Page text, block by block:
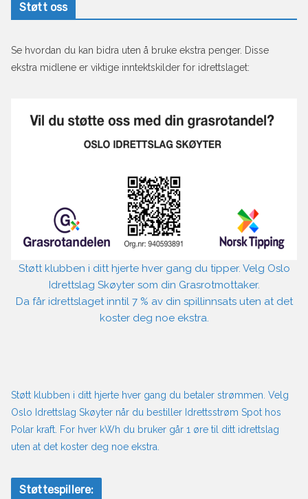
Støtt oss
Se hvordan du kan bidra uten å bruke ekstra penger. Disse
ekstra midlene er viktige inntektskilder for idrettslaget:
Støtt klubben i ditt hjerte hver gang du tipper. Velg Oslo
Idrettslag Skøyter som din Grasrotmottaker.
Da får idrettslaget inntil 7 % av din spillinnsats uten at det
koster deg noe ekstra.
Støtt klubben i ditt hjerte hver gang du betaler strømmen. Velg
Oslo Idrettslag Skøyter når du bestiller Idrettsstrøm Spot hos
Polar kraft. For hver kWh du bruker går 1 øre til ditt idrettslag
uten at det koster deg noe ekstra.
Støttespillere: